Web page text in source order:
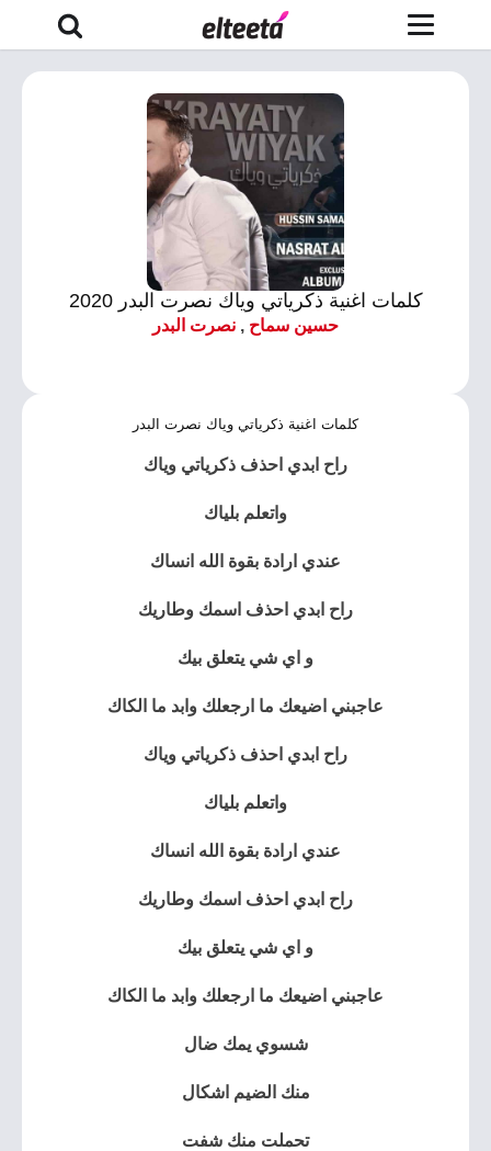
كلمات اغنية ذكرياتي وياك نصرت البدر 2020
حسين سماح , نصرت البدر
كلمات اغنية ذكرياتي وياك نصرت البدر
راح ابدي احذف ذكرياتي وياك
واتعلم بلياك
عندي ارادة بقوة الله انساك
راح ابدي احذف اسمك وطاريك
و اي شي يتعلق بيك
عاجبني اضيعك ما ارجعلك وابد ما الكاك
راح ابدي احذف ذكرياتي وياك
واتعلم بلياك
عندي ارادة بقوة الله انساك
راح ابدي احذف اسمك وطاريك
و اي شي يتعلق بيك
عاجبني اضيعك ما ارجعلك وابد ما الكاك
شسوي يمك ضال
منك الضيم اشكال
تحملت منك شفت